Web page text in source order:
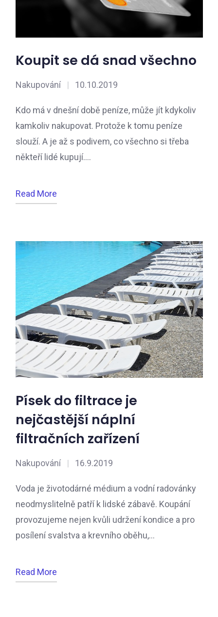
Koupit se dá snad všechno
Nakupování | 10.10.2019
Kdo má v dnešní době peníze, může jít kdykoliv
kamkoliv nakupovat. Protože k tomu peníze
slouží. A je až s podivem, co všechno si třeba
někteří lidé kupují.…
Read More
Písek do filtrace je
nejčastější náplní
filtračních zařízení
Nakupování | 16.9.2019
Voda je životodárné médium a vodní radovánky
neodmyslitelně patří k lidské zábavě. Koupání
provozujeme nejen kvůli udržení kondice a pro
posílení svalstva a krevního oběhu,…
Read More